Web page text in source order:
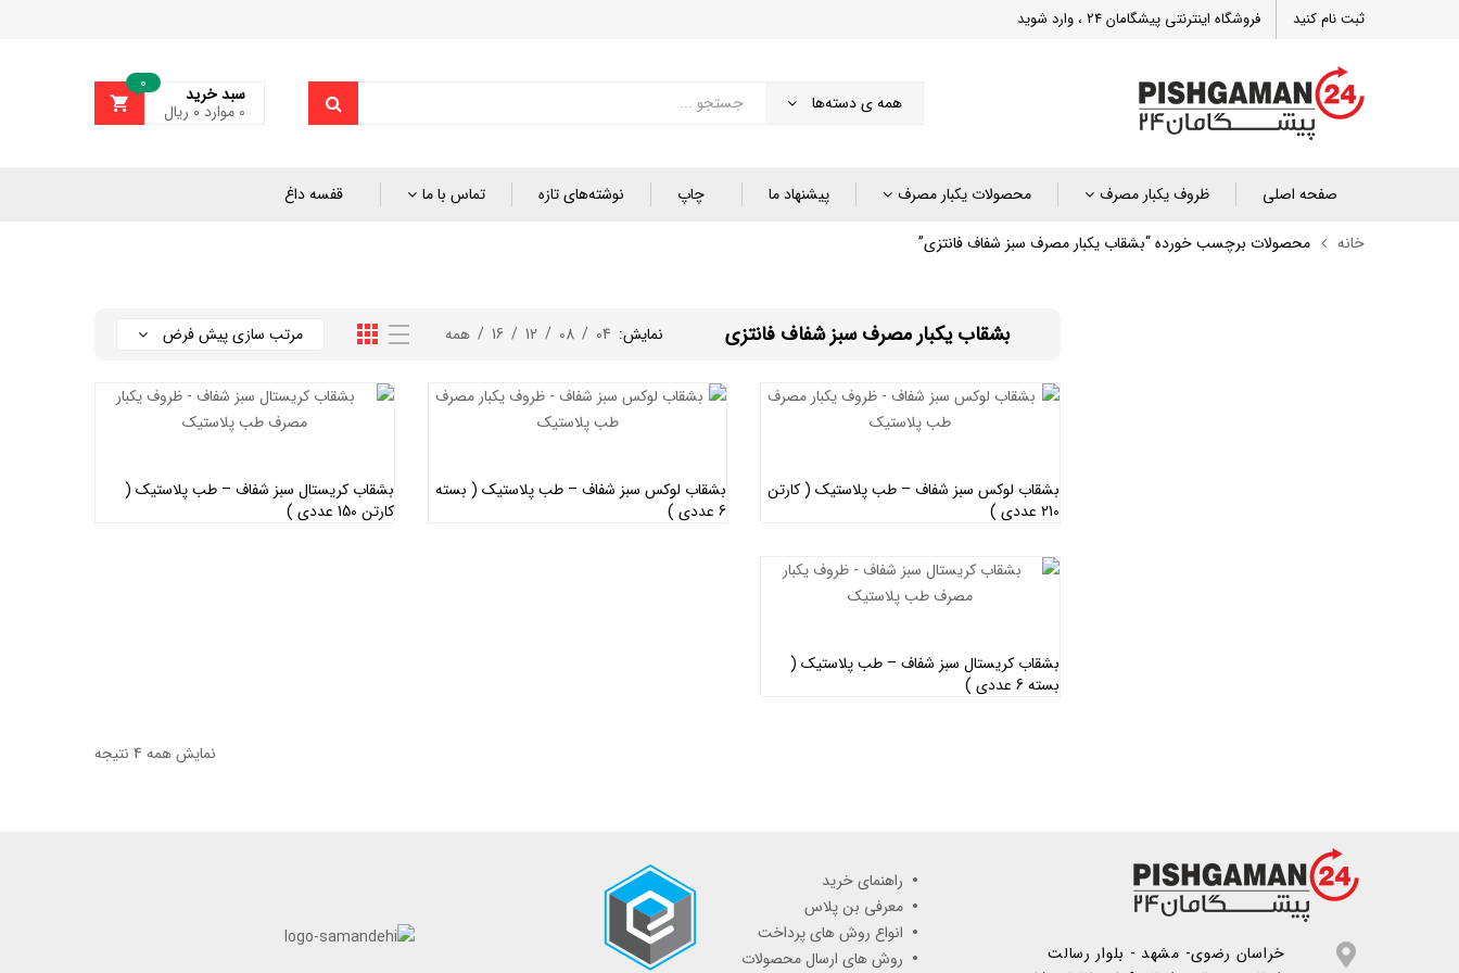
ثبت نام کنید فروشگاه اینترنتی پیشگامان 24 ، وارد شوید
همه ی دسته‌ها
0 سبد خرید
0 موارد ۰ ریال
صفحه اصلی ظروف یکبار مصرف محصولات یکبار مصرف پیشنهاد ما چاپ نوشته‌های تازه تماس با ما قفسه داغ
خانه محصولات برچسب خورده “بشقاب یکبار مصرف سبز شفاف فانتزی”
بشقاب یکبار مصرف سبز شفاف فانتزی نمایش: 04
/
08
/
12
/
16
/ همه مرتب سازی پیش فرض
بشقاب لوکس سبز شفاف – طب پلاستیک ( کارتن
210 عددی )
بشقاب لوکس سبز شفاف – طب پلاستیک ( بسته
6 عددی )
بشقاب کریستال سبز شفاف – طب پلاستیک (
کارتن 150 عددی )
بشقاب کریستال سبز شفاف – طب پلاستیک (
بسته 6 عددی )
نمایش همه 4 نتیجه
خراسان رضوی- مشهد - بلوار رسالت
راهنمای خرید
معرفی بن پلاس
انواع روش های پرداخت
روش های ارسال محصولات